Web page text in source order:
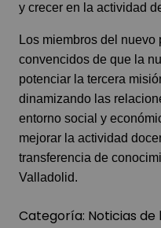
y crecer en la actividad
Los miembros del
convencidos de que la
potenciar la tercera
dinamizando las
entorno social y
mejorar la actividad
transferencia de
Valladolid.
Categoría: Noticias de